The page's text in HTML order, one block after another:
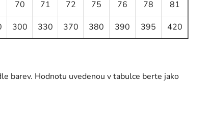
70 71 72 75 76 78
81
300 330 370 380 390 395 420
barev. Hodnotu uvedenou v tabulce berte jako